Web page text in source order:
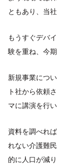
ともあり、当
もうすぐデバ
験を重ね、今
新規事業につ
ト社から依頼
マに講演を行い
資料を調べれ
れない介護難
的に人口が減